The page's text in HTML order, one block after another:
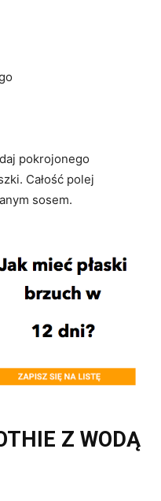
pokrojonego
Całość polej
sosem.
Z WODĄ